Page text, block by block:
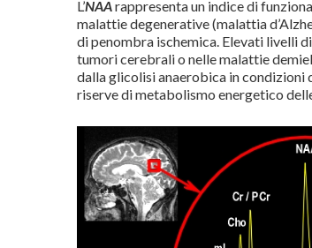
L’NAArappresenta un indice di
malattie degenerative (malattia
di penombra ischemica. Elevati livelli di
tumori cerebrali o nelle malattie
dalla glicolisi anaerobica in condizioni
riserve di metabolismo energetico